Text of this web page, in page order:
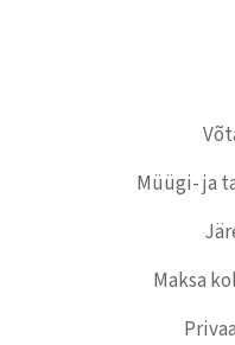
Müügi- ja
Maksa